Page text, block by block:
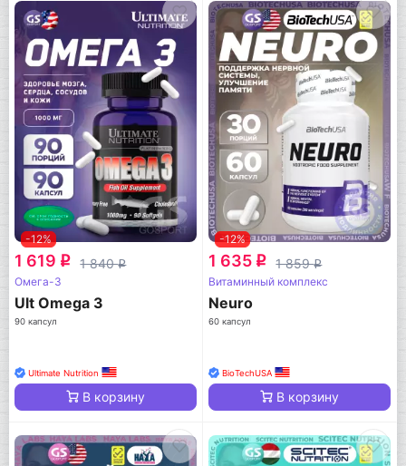
-12%
1 619 q 1 840q
Омега-3
Ult Omega 3
90 капсул
Ultimate Nutrition
В корзину
-12%
1 635 q 1 859q
Витаминный комплекс
Neuro
60 капсул
BioTechUSA
В корзину